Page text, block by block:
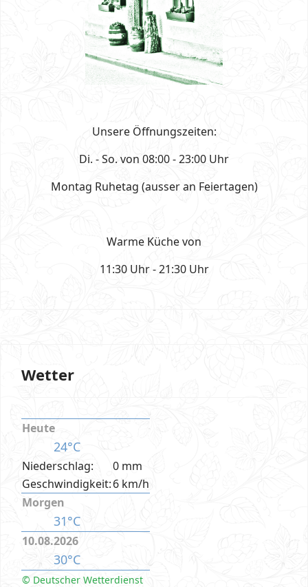
Unsere Öffnungszeiten:
Di. - So. von 08:00 - 23:00 Uhr
Montag Ruhetag (ausser an Feiertagen)
Warme Küche von
11:30 Uhr - 21:30 Uhr
Wetter
Heute
24°C
Niederschlag:
0 mm
Geschwindigkeit:6 km/h
Morgen
31°C
10.08.2026
30°C
© Deutscher Wetterdienst